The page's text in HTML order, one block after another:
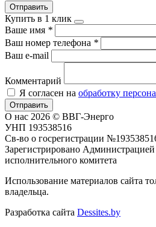
Отправить
Купить в 1 клик
Ваше имя *
Ваш номер телефона *
Ваш e-mail
Комментарий
Я согласен на обработку
Отправить
О нас 2026 © ВВГ-Энерго
УНП 193538516
Св-во о госрегистрации
Зарегистрировано
исполнительного комитета
Использование материалов сайта
владельца.
Разработка сайта Dessites.by